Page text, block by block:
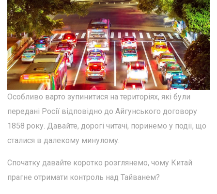
Особливо варто зупинитися на територіях, які були
передані Росії відповідно до Айгунського договору
1858 року. Давайте, дорогі читачі, поринемо у події, що
сталися в далекому минулому.
Спочатку давайте коротко розглянемо, чому Китай
прагне отримати контроль над Тайванем?